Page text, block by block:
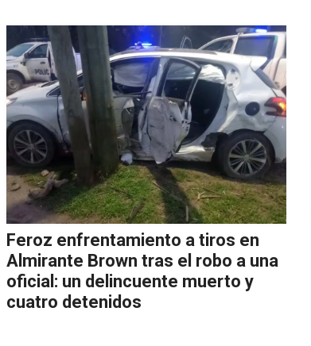
Feroz enfrentamiento a tiros en
Almirante Brown tras el robo a una
oficial: un delincuente muerto y
cuatro detenidos